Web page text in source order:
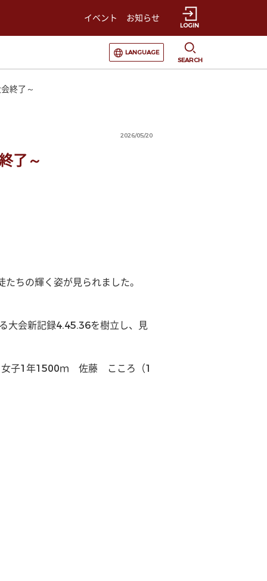
イベント お知らせ
LOGIN
選択すると言語の切替が発生します
LANGUAGE
SEARCH
終了～
2026/05/20
了～
ちの輝く姿が見られました。
大会新記録4.45.36を樹立し、見
子1年1500ｍ　佐藤　こころ（1